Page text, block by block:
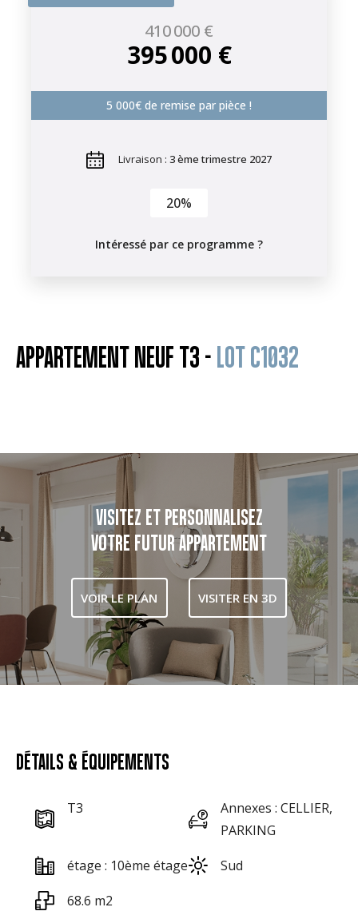
410 000 €
395 000 €
5 000€ de remise par pièce !
Livraison : 3 ème trimestre 2027
20%
Intéressé par ce programme ?
APPARTEMENT NEUF T3 - LOT C1032
VISITEZ ET PERSONNALISEZ
VOTRE FUTUR APPARTEMENT
VOIR LE PLAN VISITER EN 3D
DÉTAILS & ÉQUIPEMENTS
T3
Annexes : CELLIER,
PARKING
étage : 10ème étage
Sud
68.6 m2